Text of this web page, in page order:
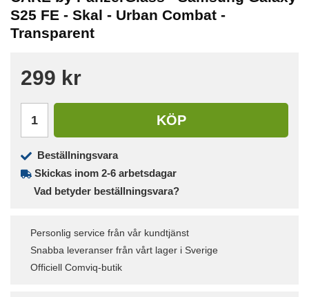
S25 FE - Skal - Urban Combat -
Transparent
299 kr
KÖP
Beställningsvara
Skickas inom 2-6 arbetsdagar
Vad betyder beställningsvara?
Personlig service från vår kundtjänst
Snabba leveranser från vårt lager i Sverige
Officiell Comviq-butik